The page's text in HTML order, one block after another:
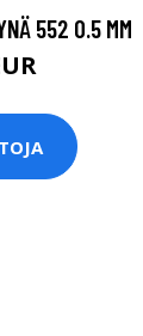
552 0.5 MM